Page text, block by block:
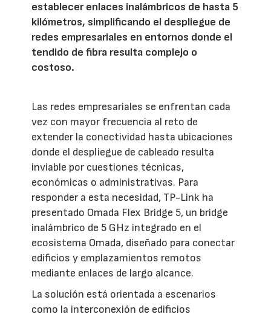
establecer enlaces inalámbricos de hasta 5
kilómetros, simplificando el despliegue de
redes empresariales en entornos donde el
tendido de fibra resulta complejo o
costoso.
Las redes empresariales se enfrentan cada
vez con mayor frecuencia al reto de
extender la conectividad hasta ubicaciones
donde el despliegue de cableado resulta
inviable por cuestiones técnicas,
económicas o administrativas. Para
responder a esta necesidad, TP-Link ha
presentado Omada Flex Bridge 5, un bridge
inalámbrico de 5 GHz integrado en el
ecosistema Omada, diseñado para conectar
edificios y emplazamientos remotos
mediante enlaces de largo alcance.
La solución está orientada a escenarios
como la interconexión de edificios